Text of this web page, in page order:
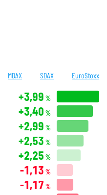
MDAX SDAX EuroStoxx
+3,99 %
+3,40 %
+2,99 %
+2,53 %
+2,25 %
-1,13 %
-1,17 %